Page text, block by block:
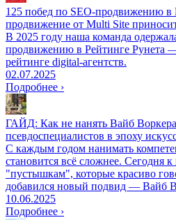
125 побед по SEO-продвижению в
продвижение от Multi Site приносит
В 2025 году наша команда
продвижению в Рейтинге Рунета
рейтинге digital-агентств.
02.07.2025
Подробнее ›
ГАЙД: Как не нанять Вайб
псевдоспециалистов в эпоху
С каждым годом нанимать
становится всё сложнее. Сегодня
"пустышкам", которые красиво
добавился новый подвид — Вайб
10.06.2025
Подробнее ›